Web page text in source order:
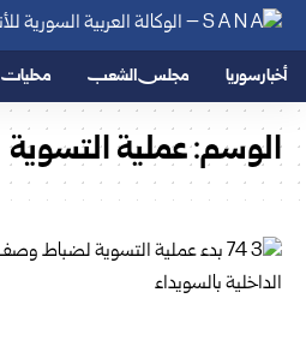
أخبار سوريا مجلس الشعب محليات
الوسم:عملية التسوية